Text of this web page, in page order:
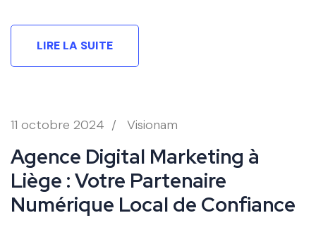
LIRE LA SUITE
11 octobre 2024 / Visionam
Agence Digital Marketing à
Liège : Votre Partenaire
Numérique Local de Confiance